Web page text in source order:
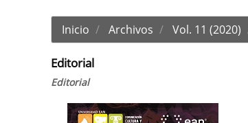
Inicio Archivos Vol. 11 (2020)
Editorial
Editorial